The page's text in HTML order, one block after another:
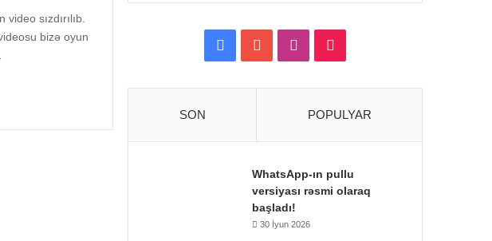
sızdırılıb.
bizə oyun
FacebookYouTubeInstagram
SON POPULYAR
WhatsApp-ın pullu
versiyası rəsmi olaraq
başladı!
30 İyun 2026